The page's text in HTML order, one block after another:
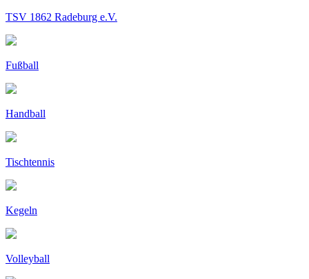
TSV 1862 Radeburg e.V.
Fußball
Handball
Tischtennis
Kegeln
Volleyball